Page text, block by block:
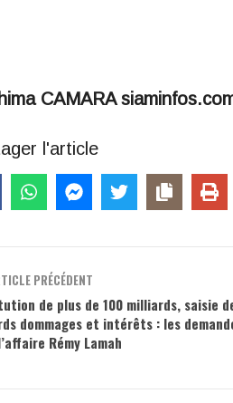
CAMARA
l'article
PRÉCÉDENT
de plus de 100 milliards, saisie
dommages et intérêts : les
Rémy Lamah